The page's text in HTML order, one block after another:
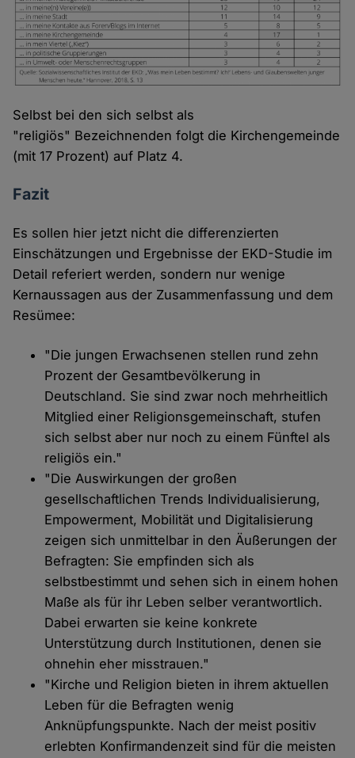
Selbst bei den sich selbst als
"religiös" Bezeichnenden folgt die Kirchengemeinde
(mit 17 Prozent) auf Platz 4.
Fazit
Es sollen hier jetzt nicht die differenzierten
Einschätzungen und Ergebnisse der EKD-Studie im
Detail referiert werden, sondern nur wenige
Kernaussagen aus der Zusammenfassung und dem
Resümee:
"Die jungen Erwachsenen stellen rund zehn
Prozent der Gesamtbevölkerung in
Deutschland. Sie sind zwar noch mehrheitlich
Mitglied einer Religionsgemeinschaft, stufen
sich selbst aber nur noch zu einem Fünftel als
religiös ein."
"Die Auswirkungen der großen
gesellschaftlichen Trends Individualisierung,
Empowerment, Mobilität und Digitalisierung
zeigen sich unmittelbar in den Äußerungen der
Befragten: Sie empfinden sich als
selbstbestimmt und sehen sich in einem hohen
Maße als für ihr Leben selber verantwortlich.
Dabei erwarten sie keine konkrete
Unterstützung durch Institutionen, denen sie
ohnehin eher misstrauen."
"Kirche und Religion bieten in ihrem aktuellen
Leben für die Befragten wenig
Anknüpfungspunkte. Nach der meist positiv
erlebten Konfirmandenzeit sind für die meisten